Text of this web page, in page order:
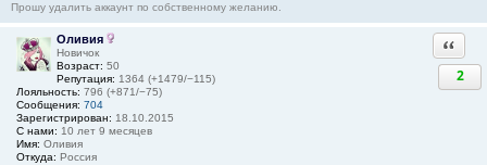
Прошу удалить аккаунт по собственному желанию.
Оливия
Новичок
Возраст: 50
Репутация: 1364 (+1479/−115)
Лояльность: 796 (+871/−75)
Сообщения: 704
Зарегистрирован: 18.10.2015
С нами: 10 лет 9 месяцев
Имя: Оливия
Откуда: Россия
2